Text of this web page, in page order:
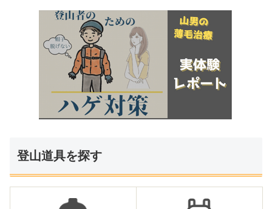
登山道具を探す